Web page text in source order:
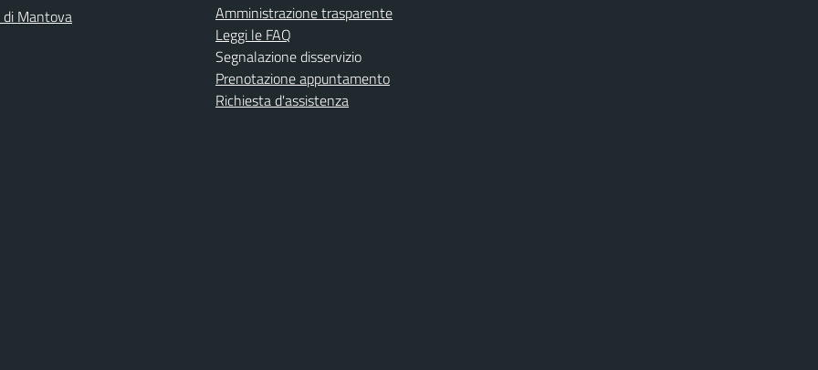
di Mantova
Amministrazione trasparente
Leggi le FAQ
Segnalazione disservizio
Prenotazione appuntamento
Richiesta d'assistenza